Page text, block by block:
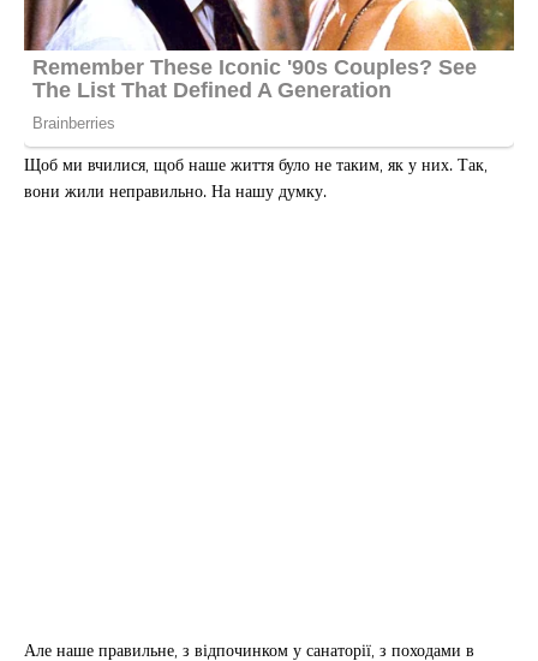
Щоб ми вчилися, щоб наше життя було не таким, як у них. Так,
вони жили неправильно. На нашу думку.
Але наше правильне, з відпочинком у санаторії, з походами в